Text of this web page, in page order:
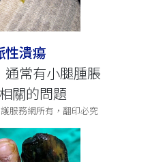
性潰瘍
通常有小腿腫脹
關的問題
服務網所有，翻印必究